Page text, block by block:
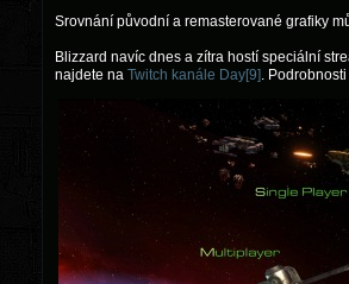
Srovnání původní a remasterované grafiky
Blizzard navíc dnes a zítra hostí speciální
najdete na Twitch kanále Day[9].